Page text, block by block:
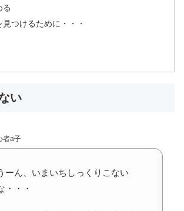
る
見つけるために・・・
い
者a子
ーん、いまいちしっくりこない
・・・